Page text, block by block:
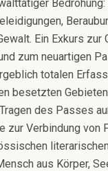
Bedrohung:
Ein Exkurs zur
zum neuartigen
totalen
besetzten
des Passes
zur Verbindung von
aus Körper,